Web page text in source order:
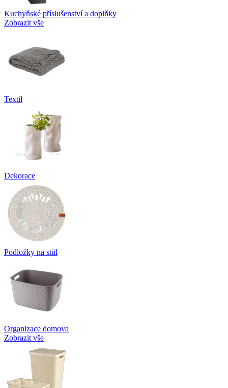
Kuchyňské příslušenství a doplňky
Zobrazit vše
Textil
Dekorace
Podložky na stůl
Organizace domova
Zobrazit vše